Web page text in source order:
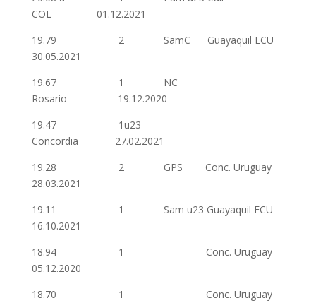
COL 01.12.2021
19.79 2 SamC Guayaquil ECU
30.05.2021
19.67 1 NC
Rosario 19.12.2020
19.47 1u23
Concordia 27.02.2021
19.28 2 GPS Conc. Uruguay
28.03.2021
19.11 1 Sam u23 Guayaquil ECU
16.10.2021
18.94 1 Conc. Uruguay
05.12.2020
18.70 1 Conc. Uruguay